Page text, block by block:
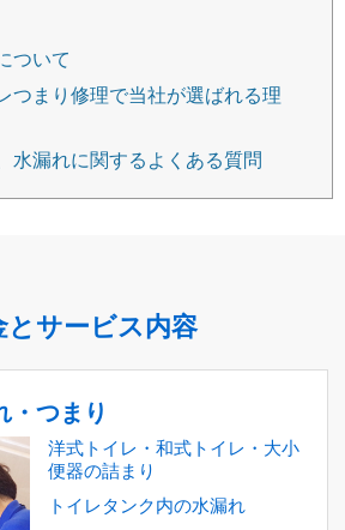
ついて
つまり修理で当社が選ばれる理
水漏れに関するよくある質問
とサービス内容
・つまり
洋式トイレ・和式トイレ・大小
便器の詰まり
トイレタンク内の水漏れ